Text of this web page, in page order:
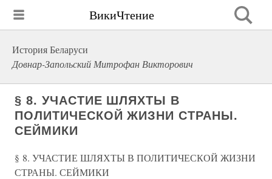
ВикиЧтение
История Беларуси
Довнар-Запольский Митрофан Викторович
§ 8. УЧАСТИЕ ШЛЯХТЫ В
ПОЛИТИЧЕСКОЙ ЖИЗНИ СТРАНЫ.
СЕЙМИКИ
§ 8. УЧАСТИЕ ШЛЯХТЫ В ПОЛИТИЧЕСКОЙ ЖИЗНИ
СТРАНЫ. СЕЙМИКИ